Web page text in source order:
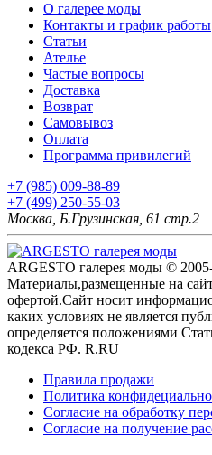
О галерее моды
Контакты и график работы
Статьи
Ателье
Частые вопросы
Доставка
Возврат
Самовывоз
Оплата
Программа привилегий
+7 (985) 009-88-89
+7 (499) 250-55-03
Москва, Б.Грузинская, 61 стр.2
ARGESTO галерея моды ©
Материалы,размещенные на
офертой.Сайт носит
каких условиях не является
определяется положениями
кодекса РФ. R.RU
Правила продажи
Политика
Согласие на обработку
Согласие на получение